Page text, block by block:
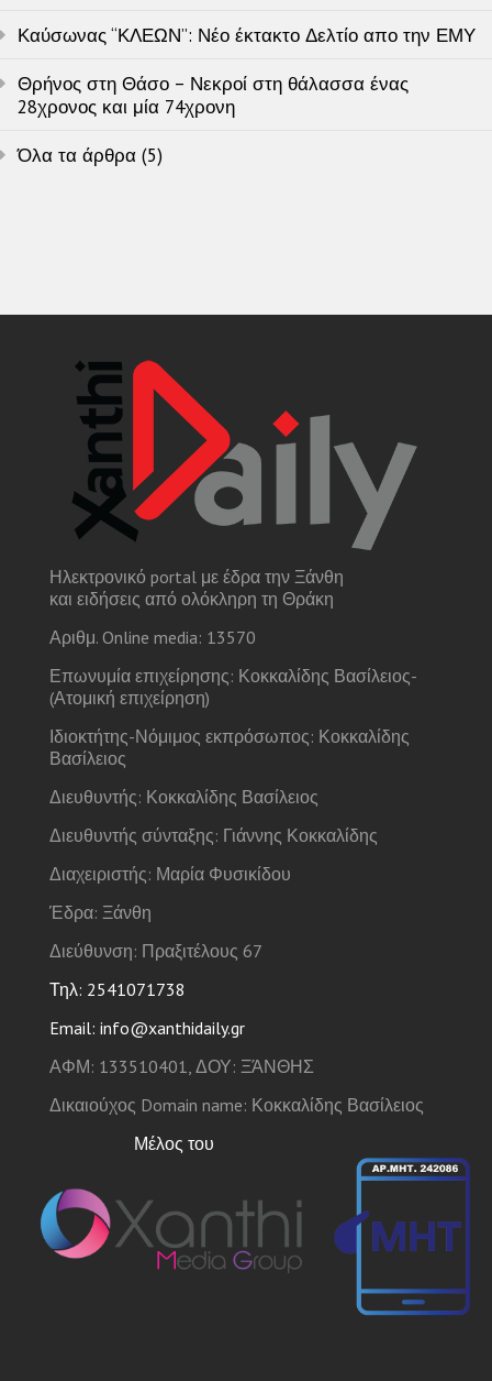
Καύσωνας “ΚΛΕΩΝ”: Νέο έκτακτο Δελτίο απο την ΕΜΥ
Θρήνος στη Θάσο – Νεκροί στη θάλασσα ένας
28χρονος και μία 74χρονη
Όλα τα άρθρα (5)
Ηλεκτρονικό portal με έδρα την Ξάνθη
και ειδήσεις από ολόκληρη τη Θράκη
Αριθμ. Online media: 13570
Επωνυμία επιχείρησης: Κοκκαλίδης Βασίλειος-
(Ατομική επιχείρηση)
Ιδιοκτήτης-Νόμιμος εκπρόσωπος: Κοκκαλίδης
Βασίλειος
Διευθυντής: Κοκκαλίδης Βασίλειος
Διευθυντής σύνταξης: Γιάννης Κοκκαλίδης
Διαχειριστής: Μαρία Φυσικίδου
Έδρα: Ξάνθη
Διεύθυνση: Πραξιτέλους 67
Τηλ: 2541071738
Email: info@xanthidaily.gr
ΑΦΜ: 133510401, ΔΟΥ: ΞΆΝΘΗΣ
Δικαιούχος Domain name: Κοκκαλίδης Βασίλειος
Μέλος του